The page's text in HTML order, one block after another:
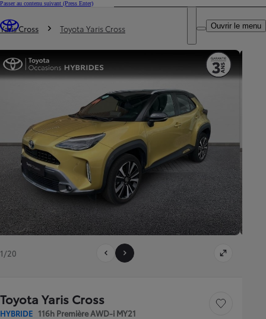
Passer au contenu suivant (Press Enter)
Trouvez un partenaire Toyota
DEALER NAME
Ouvrir le menu
Vous êtes ici
Yaris Cross Toyota Yaris Cross
1/20
Toyota Yaris Cross
HYBRIDE 116h Première AWD-i MY21
Sauvegarder le